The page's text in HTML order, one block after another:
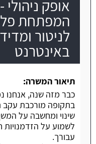
אופק
המפתחת
לניטור
באינטרנט
תיאור המשרה:
כבר מזה שנה, אנחנו
בתקופה מורכבת עקב
שינוי ומחשבה על
לשמוע על הזדמנויות
עבורך.